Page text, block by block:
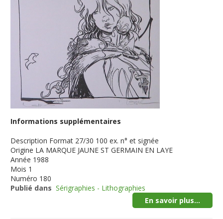
Informations supplémentaires
Description Format 27/30 100 ex. n° et signée
Origine LA MARQUE JAUNE ST GERMAIN EN LAYE
Année 1988
Mois 1
Numéro 180
Publié dans Sérigraphies - Lithographies
En savoir plus...